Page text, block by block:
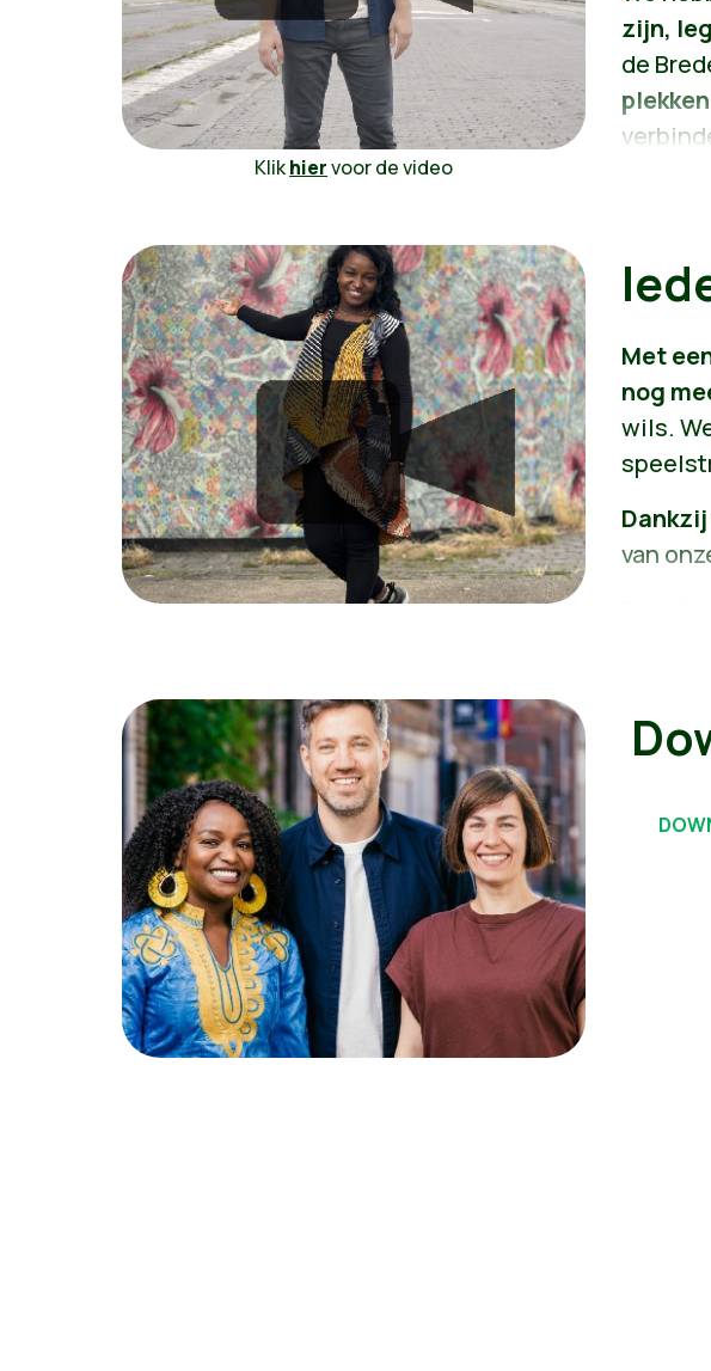
Klikhiervoor de video
zijn,
de
Dat
ons
we
Met
nog
wils.
van
Door
meer